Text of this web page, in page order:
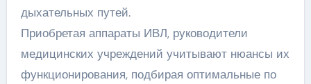
дыхательных путей.
Приобретая аппараты ИВЛ, руководители
медицинских учреждений учитывают нюансы их
функционирования, подбирая оптимальные по